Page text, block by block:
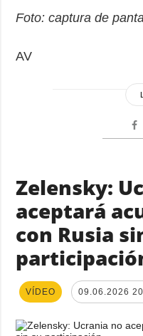
Foto: captura de
AV
Zelensky:
aceptará
con Rusia
VÍDEO 09.06.2026